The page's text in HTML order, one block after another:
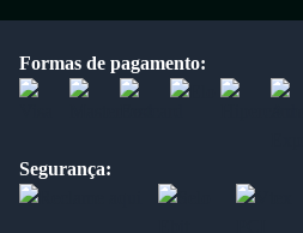
Formas de pagamento:
Segurança: